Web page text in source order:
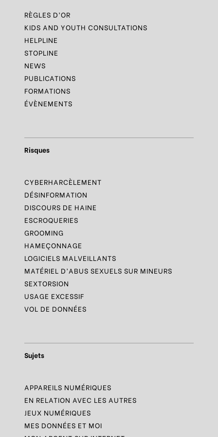
RÈGLES D’OR
KIDS AND YOUTH CONSULTATIONS
HELPLINE
STOPLINE
NEWS
PUBLICATIONS
FORMATIONS
ÉVÈNEMENTS
Risques
CYBERHARCÈLEMENT
DÉSINFORMATION
DISCOURS DE HAINE
ESCROQUERIES
GROOMING
HAMEÇONNAGE
LOGICIELS MALVEILLANTS
MATÉRIEL D’ABUS SEXUELS SUR MINEURS
SEXTORSION
USAGE EXCESSIF
VOL DE DONNÉES
Sujets
APPAREILS NUMÉRIQUES
EN RELATION AVEC LES AUTRES
JEUX NUMÉRIQUES
MES DONNÉES ET MOI